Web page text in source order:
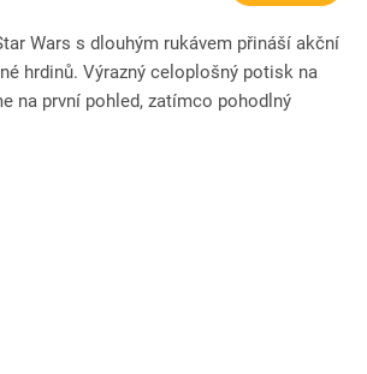
Wars s dlouhým rukávem přináší akční
hrdinů. Výrazný celoplošný potisk na
na první pohled, zatímco pohodlný